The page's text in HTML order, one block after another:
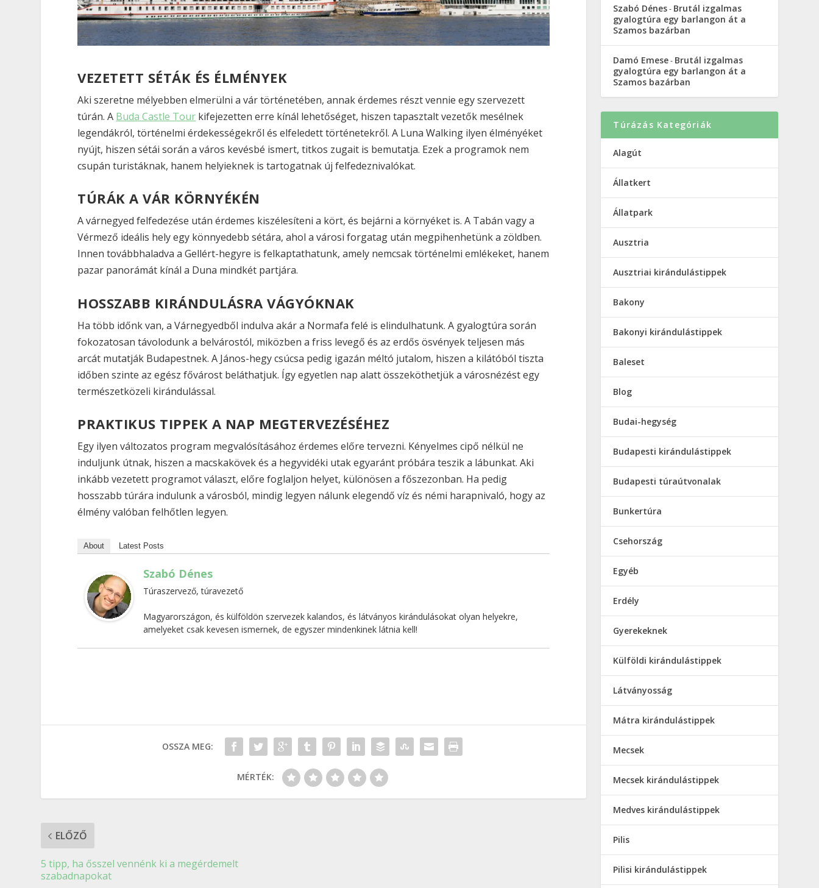
VEZETETT SÉTÁK ÉS ÉLMÉNYEK
Aki szeretne mélyebben elmerülni a vár történetében, annak érdemes részt vennie egy szervezett
túrán. A Buda Castle Tour kifejezetten erre kínál lehetőséget, hiszen tapasztalt vezetők mesélnek
legendákról, történelmi érdekességekről és elfeledett történetekről. A Luna Walking ilyen élményéket
nyújt, hiszen sétái során a város kevésbé ismert, titkos zugait is bemutatja. Ezek a programok nem
csupán turistáknak, hanem helyieknek is tartogatnak új felfedeznivalókat.
TÚRÁK A VÁR KÖRNYÉKÉN
A várnegyed felfedezése után érdemes kiszélesíteni a kört, és bejárni a környéket is. A Tabán vagy a
Vérmező ideális hely egy könnyedebb sétára, ahol a városi forgatag után megpihenhetünk a zöldben.
Innen továbbhaladva a Gellért-hegyre is felkaptathatunk, amely nemcsak történelmi emlékeket, hanem
pazar panorámát kínál a Duna mindkét partjára.
HOSSZABB KIRÁNDULÁSRA VÁGYÓKNAK
Ha több időnk van, a Várnegyedből indulva akár a Normafa felé is elindulhatunk. A gyalogtúra során
fokozatosan távolodunk a belvárostól, miközben a friss levegő és az erdős ösvények teljesen más
arcát mutatják Budapestnek. A János-hegy csúcsa pedig igazán méltó jutalom, hiszen a kilátóból tiszta
időben szinte az egész fővárost beláthatjuk. Így egyetlen nap alatt összeköthetjük a városnézést egy
természetközeli kirándulással.
PRAKTIKUS TIPPEK A NAP MEGTERVEZÉSÉHEZ
Egy ilyen változatos program megvalósításához érdemes előre tervezni. Kényelmes cipő nélkül ne
induljunk útnak, hiszen a macskakövek és a hegyvidéki utak egyaránt próbára teszik a lábunkat. Aki
inkább vezetett programot választ, előre foglaljon helyet, különösen a főszezonban. Ha pedig
hosszabb túrára indulunk a városból, mindig legyen nálunk elegendő víz és némi harapnivaló, hogy az
élmény valóban felhőtlen legyen.
About Latest Posts
Szabó Dénes
Túraszervező, túravezető
Magyarországon, és külföldön szervezek kalandos, és látványos kirándulásokat olyan helyekre,
amelyeket csak kevesen ismernek, de egyszer mindenkinek látnia kell!
OSSZA MEG:
MÉRTÉK:
ELŐZŐ
5 tipp, ha ősszel vennénk ki a megérdemelt
szabadnapokat
Szabó Dénes- Brutál izgalmas
gyalogtúra egy barlangon át a
Szamos bazárban
Damó Emese- Brutál izgalmas
gyalogtúra egy barlangon át a
Szamos bazárban
Túrázás Kategóriák
Alagút
Állatkert
Állatpark
Ausztria
Ausztriai kirándulástippek
Bakony
Bakonyi kirándulástippek
Baleset
Blog
Budai-hegység
Budapesti kirándulástippek
Budapesti túraútvonalak
Bunkertúra
Csehország
Egyéb
Erdély
Gyerekeknek
Külföldi kirándulástippek
Látványosság
Mátra kirándulástippek
Mecsek
Mecsek kirándulástippek
Medves kirándulástippek
Pilis
Pilisi kirándulástippek